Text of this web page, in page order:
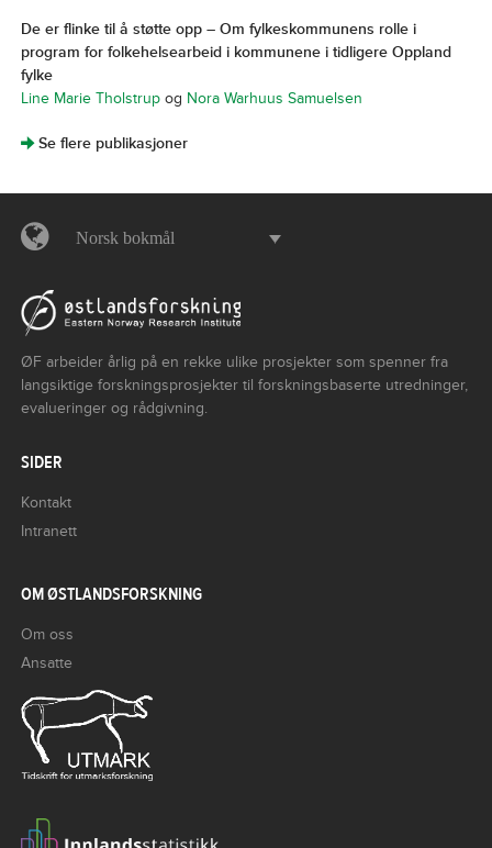
De er flinke til å støtte opp – Om fylkeskommunens rolle i
program for folkehelsearbeid i kommunene i tidligere Oppland
fylke
Line Marie Tholstrupog Nora Warhuus Samuelsen
]Se flere publikasjoner
Norsk bokmål
ØF arbeider årlig på en rekke ulike prosjekter som spenner fra
langsiktige forskningsprosjekter til forskningsbaserte utredninger,
evalueringer og rådgivning.
SIDER
Kontakt
Intranett
OM ØSTLANDSFORSKNING
Om oss
Ansatte